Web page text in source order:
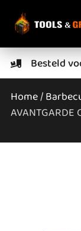
Besteld
Home/
AVANTGARDE